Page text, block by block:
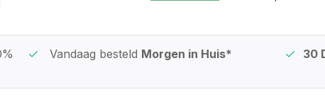
Vandaag besteld Morgen in Huis* 30